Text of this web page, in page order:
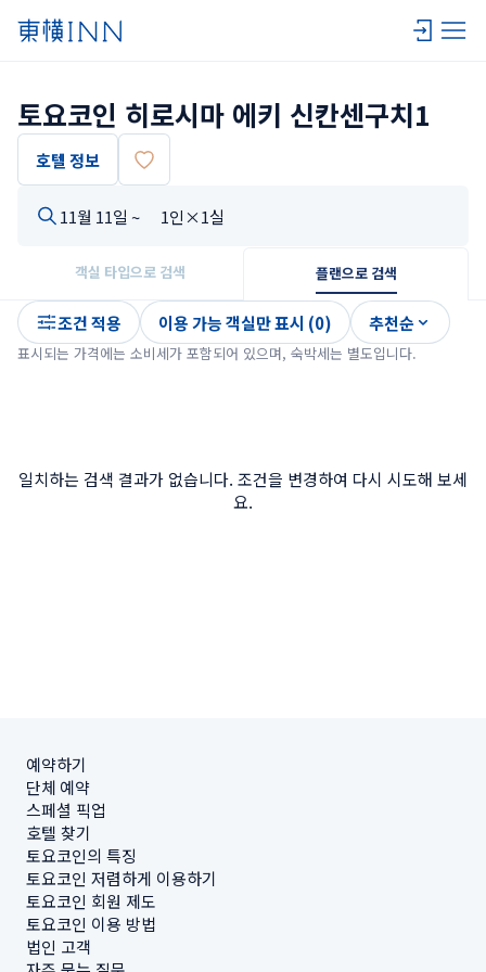
토요코인 히로시마 에키 신칸센구치1
호텔 정보
11월 11일 ~ 1인×1실
객실 타입으로 검색 플랜으로 검색
조건 적용 이용 가능 객실만 표시 (0) 추천순
표시되는 가격에는 소비세가 포함되어 있으며, 숙박세는 별도입니다.
일치하는 검색 결과가 없습니다. 조건을 변경하여 다시 시도해 보세
요.
예약하기
단체 예약
스페셜 픽업
호텔 찾기
토요코인의 특징
토요코인 저렴하게 이용하기
토요코인 회원 제도
토요코인 이용 방법
법인 고객